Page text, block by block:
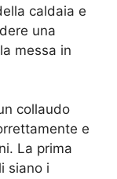
caldaia e
una
messa in
collaudo
e
La prima
siano i